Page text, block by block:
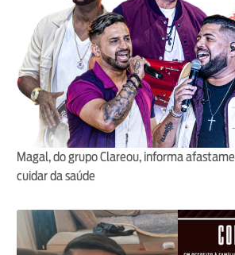
Magal, do grupo Clareou, informa
cuidar da saúde